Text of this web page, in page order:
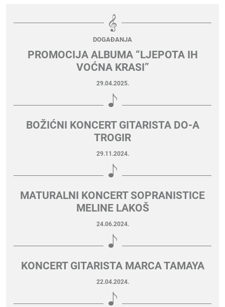
DOGAĐANJA
PROMOCIJA ALBUMA “LJEPOTA IH
VOĆNA KRASI”
29.04.2025.
BOŽIĆNI KONCERT GITARISTA DO-A
TROGIR
29.11.2024.
MATURALNI KONCERT SOPRANISTICE
MELINE LAKOŠ
24.06.2024.
KONCERT GITARISTA MARCA TAMAYA
22.04.2024.